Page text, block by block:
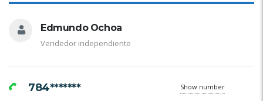
Edmundo Ochoa
Vendedor independiente
784******* Show number